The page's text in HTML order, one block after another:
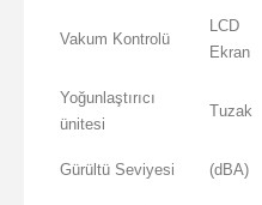
Vakum Kontrolü
LCD
Ekran
Yoğunlaştırıcı
ünitesi
Tuzak
Gürültü Seviyesi (dBA)